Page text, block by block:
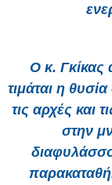
Ο κ. Γκίκας
τιμάται η
τις αρχές και
στην